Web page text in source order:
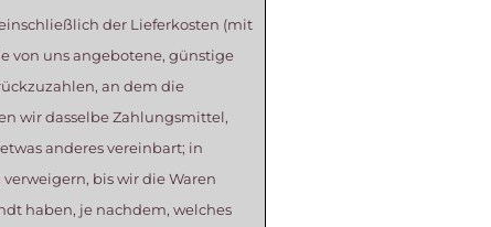
der Lieferkosten (mit
von uns angebotene, günstige
an dem die
wir dasselbe Zahlungsmittel,
anderes vereinbart; in
bis wir die Waren
haben, je nachdem, welches